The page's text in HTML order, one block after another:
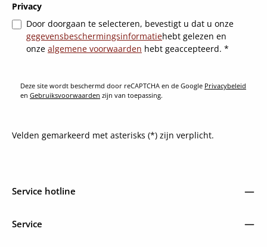
Privacy
Door doorgaan te selecteren, bevestigt u dat u onze
gegevensbeschermingsinformatiehebt gelezen en
onze algemene voorwaarden hebt geaccepteerd. *
Deze site wordt beschermd door reCAPTCHA en de Google Privacybeleid
en Gebruiksvoorwaarden zijn van toepassing.
Velden gemarkeerd met asterisks (*) zijn verplicht.
Service hotline
Service